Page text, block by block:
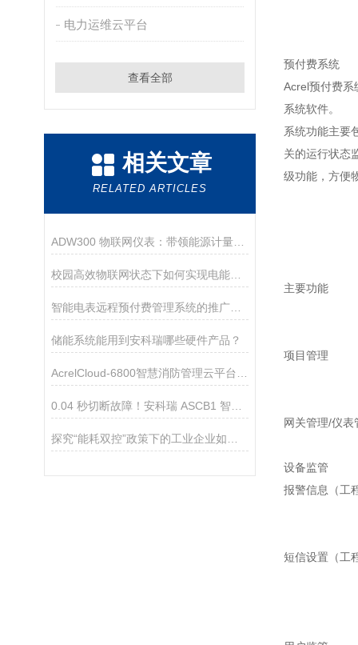
电力运维云平台
查看全部
相关文章
RELATED ARTICLES
ADW300 物联网仪表：带领能源计量智能化变革
校园高效物联网状态下如何实现电能智能化管理？
储能系统能用到安科瑞哪些硬件产品？
预付费系统
Acrel预付费系
系统软件。
系统功能主要
关的运行状态
级功能，方便
主要功能
项目管理
网关管理/仪
设备监管
报警信息（工
短信设置（工